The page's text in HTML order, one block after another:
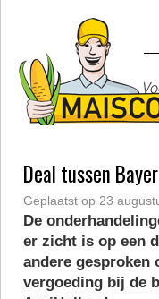
Deal tussen
Geplaatst op 23
De
er zicht is op een
andere gesproken
vergoeding bij de